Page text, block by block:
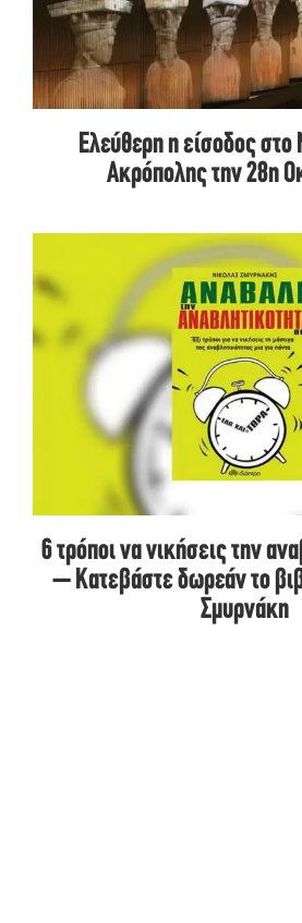
Ελεύθερη η είσοδος
Ακρόπολης την 28η
6 τρόποι να νικήσεις την
– Κατεβάστε δωρεάν το
Σμυρνάκη